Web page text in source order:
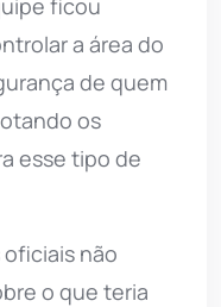
a área do
de quem
os
esse tipo de
não
o que teria